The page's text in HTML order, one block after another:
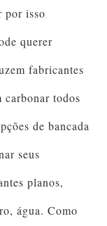
por isso
querer
fabricantes
carbonar todos
de bancada
seus
planos,
água. Como